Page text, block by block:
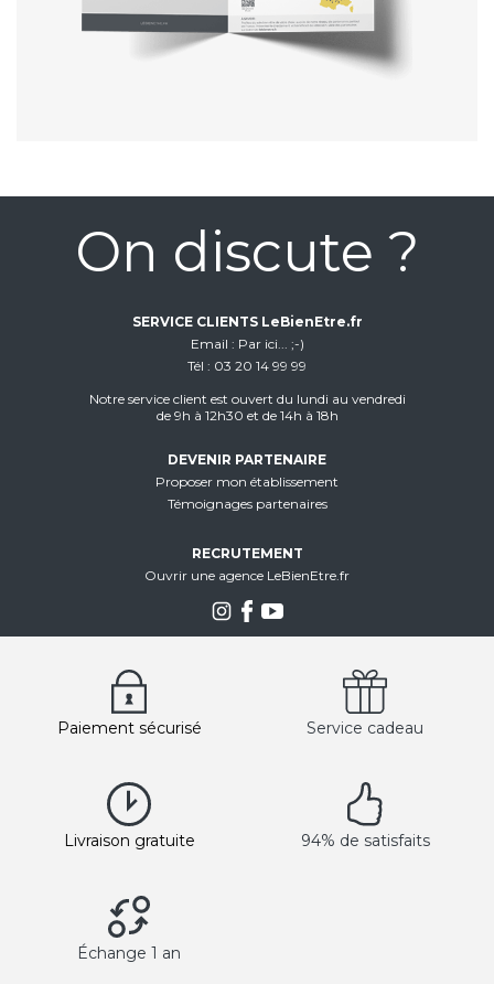
On discute ?
SERVICE CLIENTS LeBienEtre.fr
Email
Par ici... ;-)
Tél
03 20 14 99 99
Notre service client est ouvert du lundi au vendredi
de 9h à 12h30 et de 14h à 18h
DEVENIR PARTENAIRE
Proposer mon établissement
Témoignages partenaires
RECRUTEMENT
Ouvrir une agence LeBienEtre.fr
Paiement sécurisé Service cadeau
Livraison gratuite 94% de satisfaits
Échange 1 an